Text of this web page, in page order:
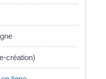
création)